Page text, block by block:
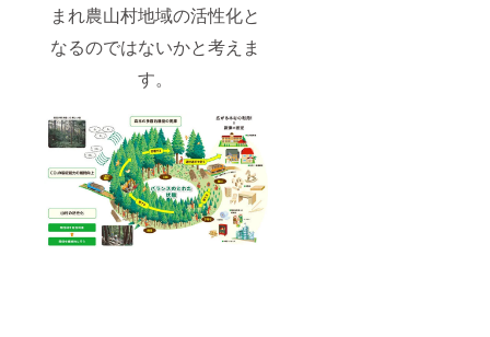
まれ農山村地域の活性化と
なるのではないかと考えま
す。